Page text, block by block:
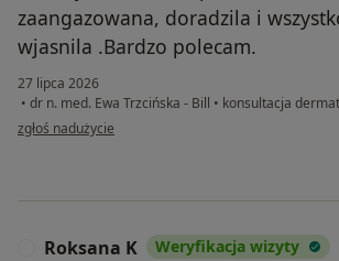
zaangazowana, doradzila i
wjasnila .Bardzo polecam.
27 lipca 2026
• dr n. med. Ewa Trzcińska - Bill • konsultacja
w opinii użytkownika Ewelina
zgłoś nadużycie
Roksana K Weryfikacja wizyty